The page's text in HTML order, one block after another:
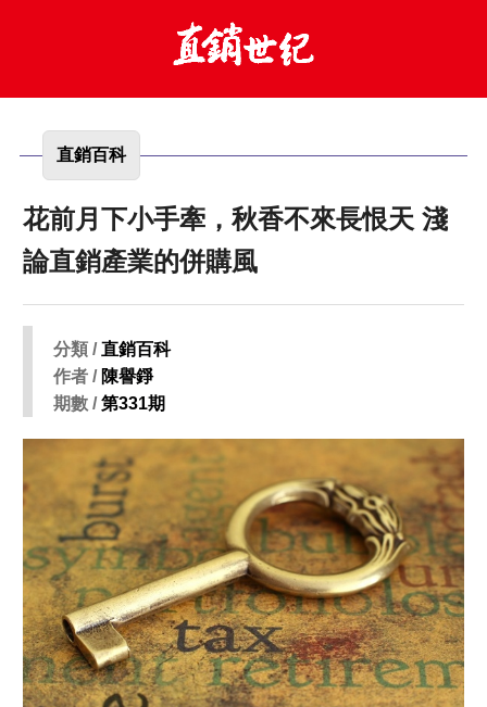
直銷百科
花前月下小手牽，秋香不來長恨天 淺
論直銷產業的併購風
分類 /直銷百科
作者 / 陳譽錚
期數 /第331期